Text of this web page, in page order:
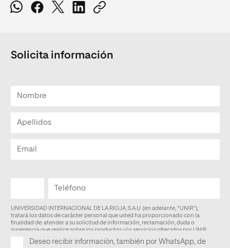
Solicita información